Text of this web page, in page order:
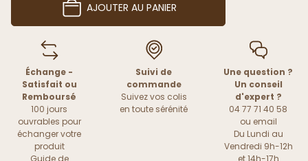
AJOUTER AU PANIER
Échange -
Satisfait ou
Remboursé
100 jours
ouvrables pour
échanger votre
produit
Guide de
Suivi de
commande
Suivez vos colis
en toute sérénité
Une question ?
Un conseil
d'expert ?
04 77 71 40 58
ou email
Du Lundi au
Vendredi 9h-12h
et 14h-17h